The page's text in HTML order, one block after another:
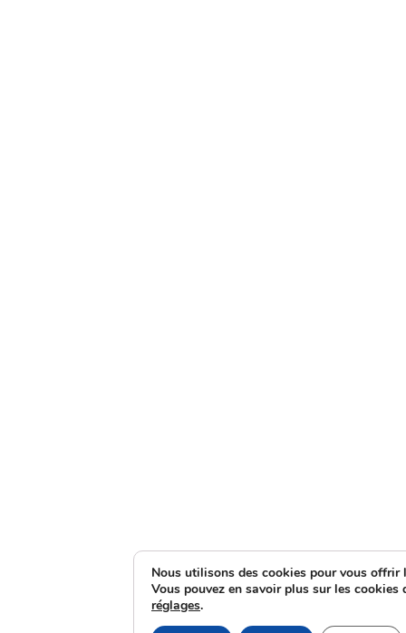
Nous utilisons des cookies pour vous offrir
Vous pouvez en savoir plus sur les
réglages.